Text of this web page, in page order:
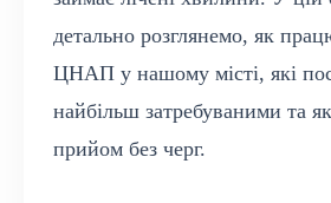
детально розглянемо, як
ЦНАП у нашому місті, які
найбільш затребуваними та
прийом без черг.